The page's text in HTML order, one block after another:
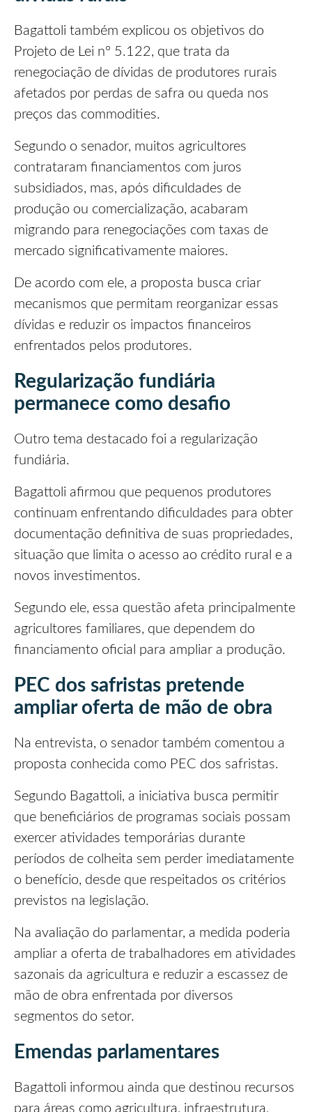
Bagattoli também explicou os objetivos do
Projeto de Lei nº 5.122, que trata da
renegociação de dívidas de produtores rurais
afetados por perdas de safra ou queda nos
preços das commodities.
Segundo o senador, muitos agricultores
contrataram financiamentos com juros
subsidiados, mas, após dificuldades de
produção ou comercialização, acabaram
migrando para renegociações com taxas de
mercado significativamente maiores.
De acordo com ele, a proposta busca criar
mecanismos que permitam reorganizar essas
dívidas e reduzir os impactos financeiros
enfrentados pelos produtores.
Regularização fundiária
permanece como desafio
Outro tema destacado foi a regularização
fundiária.
Bagattoli afirmou que pequenos produtores
continuam enfrentando dificuldades para obter
documentação definitiva de suas propriedades,
situação que limita o acesso ao crédito rural e a
novos investimentos.
Segundo ele, essa questão afeta principalmente
agricultores familiares, que dependem do
financiamento oficial para ampliar a produção.
PEC dos safristas pretende
ampliar oferta de mão de obra
Na entrevista, o senador também comentou a
proposta conhecida como PEC dos safristas.
Segundo Bagattoli, a iniciativa busca permitir
que beneficiários de programas sociais possam
exercer atividades temporárias durante
períodos de colheita sem perder imediatamente
o benefício, desde que respeitados os critérios
previstos na legislação.
Na avaliação do parlamentar, a medida poderia
ampliar a oferta de trabalhadores em atividades
sazonais da agricultura e reduzir a escassez de
mão de obra enfrentada por diversos
segmentos do setor.
Emendas parlamentares
Bagattoli informou ainda que destinou recursos
para áreas como agricultura, infraestrutura,